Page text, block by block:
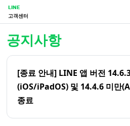
LINE
고객센터
공지사항
[종료 안내] LINE 앱 버전
(iOS/iPadOS) 및 14.4.6 미만
종료